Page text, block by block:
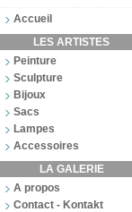
Accueil
LES ARTISTES
Peinture
Sculpture
Bijoux
Sacs
Lampes
Accessoires
LA GALERIE
A propos
Contact - Kontakt